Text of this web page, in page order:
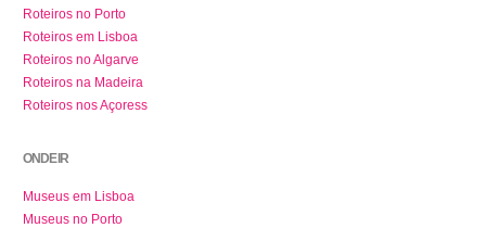
Roteiros no Porto
Roteiros em Lisboa
Roteiros no Algarve
Roteiros na Madeira
Roteiros nos Açoress
ONDE IR
Museus em Lisboa
Museus no Porto